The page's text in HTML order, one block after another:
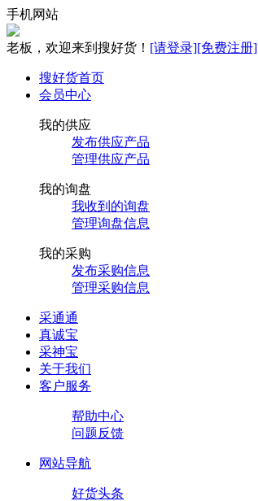
手机网站
老板，欢迎来到搜好货！ [请登录][免费注册]
搜好货首页
会员中心
我的供应
发布供应产品
管理供应产品
我的询盘
我收到的询盘
管理询盘信息
我的采购
发布采购信息
管理采购信息
采通通
真诚宝
采神宝
关于我们
客户服务
帮助中心
问题反馈
网站导航
好货头条